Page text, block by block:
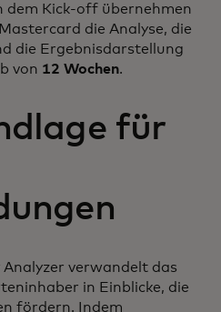
dem Kick-off übernehmen
die Analyse, die
die Ergebnisdarstellung
von 12 Wochen.
für
verwandelt das
in Einblicke, die
fördern. Indem